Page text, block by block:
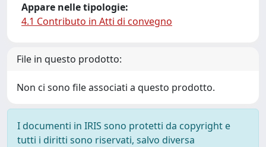
Appare nelle tipologie:
4.1 Contributo in Atti di convegno
File in questo prodotto:
Non ci sono file associati a questo prodotto.
I documenti in IRIS sono protetti da copyright e
tutti i diritti sono riservati, salvo diversa